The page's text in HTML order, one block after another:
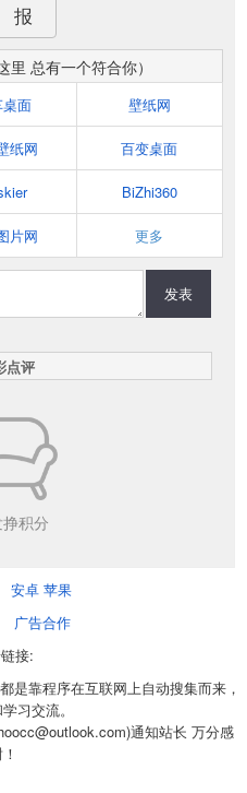
报
里 总有一个符合你）
桌面 壁纸网
纸网 百变桌面
BiZhi360
片网 更多
发表
点评
积分
安卓 苹果
广告合作
接:
是靠程序在互联网上自动搜集而来，
习交流。
通知站长 万分感